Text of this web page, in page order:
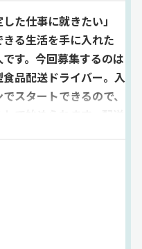
た仕事に就きたい」
きる生活を手に入れた
す。今回募集するのは
食品配送ドライバー。入
スタートできるので、
、安定して長く働くこ
、無事故表彰制度、永
社員の暮らしをしっか
らに計10万円にもなる